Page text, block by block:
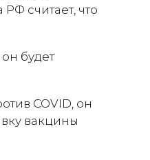
считает, что
будет
COVID, он
вакцины